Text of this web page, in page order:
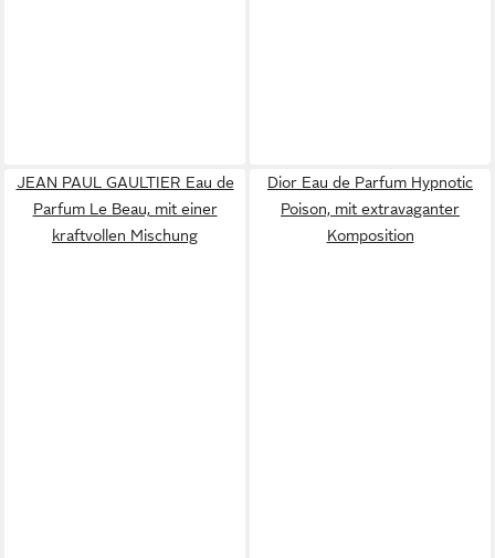
JEAN PAUL GAULTIER Eau de
Parfum Le Beau, mit einer
kraftvollen Mischung
Dior Eau de Parfum Hypnotic
Poison, mit extravaganter
Komposition